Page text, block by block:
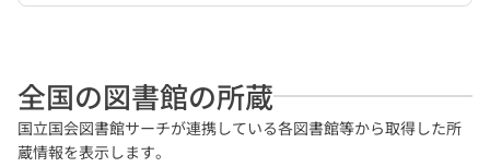
全国の図書館の所蔵
国立国会図書館サーチが連携している各図書館等から取得した所
蔵情報を表示します。